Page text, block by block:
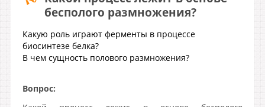
бесполого размножения?
Какую роль играют ферменты в процессе
биосинтезе белка?
В чем сущность полового размножения?
Вопрос: